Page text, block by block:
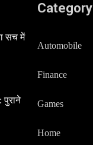
सच में
Category
Automobile
Finance
Games
Home